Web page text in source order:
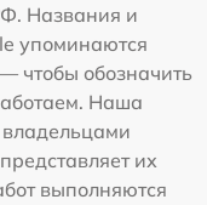
Названия и
упоминаются
чтобы обозначить
Наша
их
выполняются